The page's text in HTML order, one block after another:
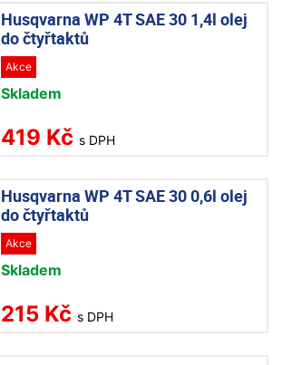
Husqvarna WP 4T SAE 30 1,4l olej
do čtyřtaktů
Akce
Skladem
419 Kč s DPH
Husqvarna WP 4T SAE 30 0,6l olej
do čtyřtaktů
Akce
Skladem
215 Kč s DPH